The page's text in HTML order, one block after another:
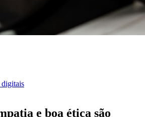
digitais
e boa ética são